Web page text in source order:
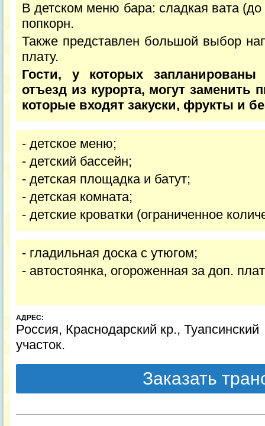
В детском меню бара: сладкая вата
попкорн.
Также представлен большой выбор
плату.
Гости, у которых
отъезд из курорта, могут заменить
которые входят закуски, фрукты и
- детское меню;
- детский бассейн;
- детская площадка и батут;
- детская комната;
- детские кроватки (ограниченное
- гладильная доска с утюгом;
- автостоянка, огороженная за доп.
АДРЕС:
Россия, Краснодарский кр.,
участок.
Заказать